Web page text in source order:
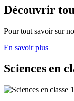
Découvrir
Pour tout savoir sur
En savoir plus
Sciences en